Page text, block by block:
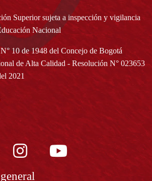
Superior sujeta a inspección y vigilancia
Nacional
10 de 1948 del Concejo de Bogotá
de Alta Calidad - Resolución N° 023653
2021